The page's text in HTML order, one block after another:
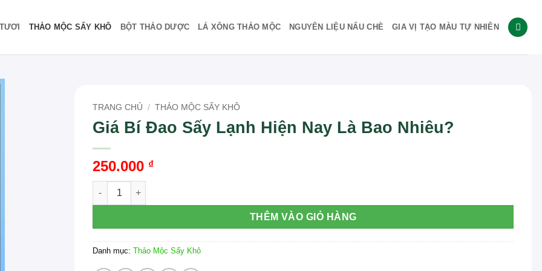
THẢO MỘC SẤY KHÔ BỘT THẢO DƯỢC LÁ XÔNG THẢO MỘC NGUYÊN LIỆU NẤU CHÈ GIA VỊ TẠO MÀU TỰ NHIÊN
TRANG CHỦ / THẢO MỘC SẤY KHÔ
Giá Bí Đao Sấy Lạnh Hiện Nay Là Bao Nhiêu?
250.000 ₫
Giá Bí Đao Sấy Lạnh Hiện Nay Là Bao Nhiêu? số lượng
THÊM VÀO GIỎ HÀNG
Danh mục:Thảo Mộc Sấy Khô